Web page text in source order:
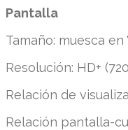
Pantalla
Tamaño: muesca en
Resolución: HD+
Relación de
Relación pantalla-